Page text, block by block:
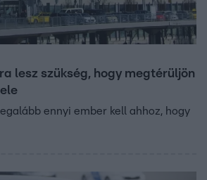
lesz szükség, hogy megtérüljön
ennyi ember kell ahhoz, hogy